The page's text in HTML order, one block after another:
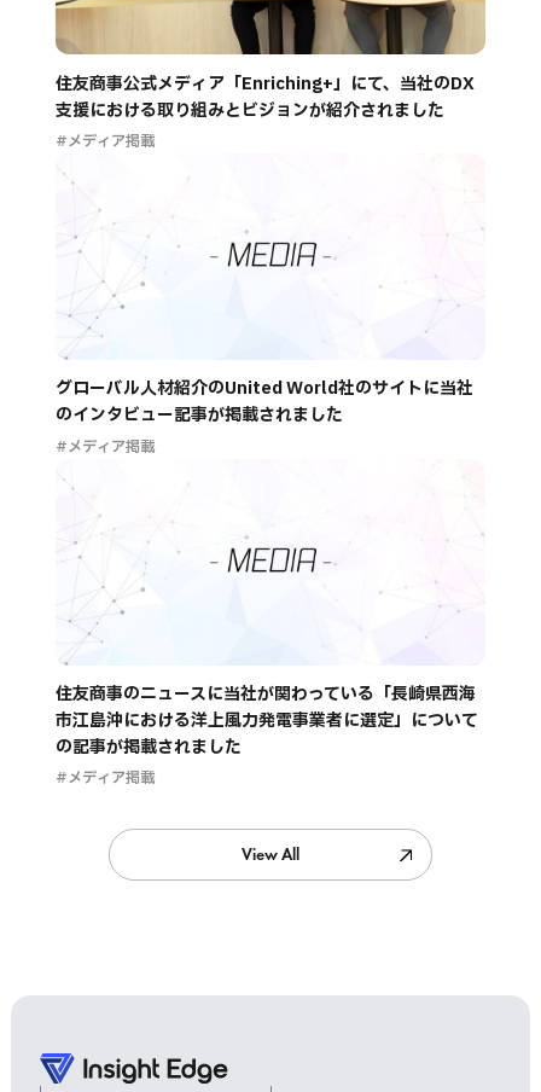
住友商事公式メディア「Enriching+」にて、当社のDX
支援における取り組みとビジョンが紹介されました
#メディア掲載
グローバル人材紹介のUnited World社のサイトに当社
のインタビュー記事が掲載されました
#メディア掲載
住友商事のニュースに当社が関わっている「長崎県西海
市江島沖における洋上風力発電事業者に選定」について
の記事が掲載されました
#メディア掲載
View All